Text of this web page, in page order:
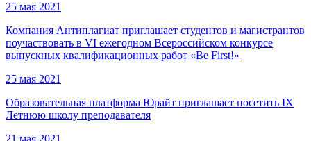
25 мая 2021
Компания Антиплагиат приглашает студентов и магистрантов
поучаствовать в VI ежегодном Всероссийском конкурсе
выпускных квалификационных работ «Be First!»
25 мая 2021
Образовательная платформа Юрайт приглашает посетить IX
Летнюю школу преподавателя